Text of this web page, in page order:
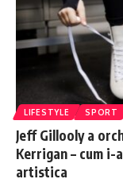
LIFESTYLE SPORT
Jeff Gillooly a
Kerrigan – cum
artistica